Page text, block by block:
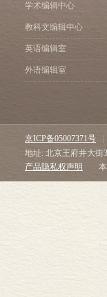
学术编辑中心
教科文编辑中心
英语编辑室
外语编辑室
京ICP备05007371号
地址: 北京王府井大街
产品隐私权声明